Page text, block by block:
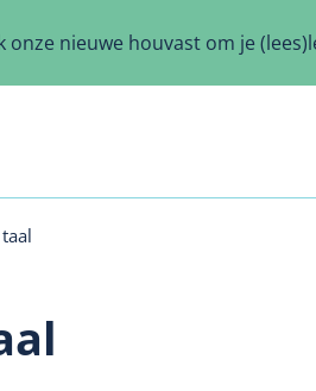
nieuwe houvast om je